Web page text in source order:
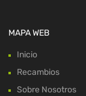
MAPA WEB
Inicio
Recambios
Sobre Nosotros